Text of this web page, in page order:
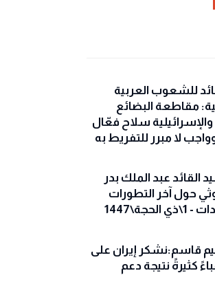
للشعوب العربية
مقاطعة البضائع
والإسرائيلية سلاح فعّال
لا مبرر للتفريط به
القائد عبد الملك بدر
حول آخر التطورات
قاسم:نشكر إيران على
كثيرةً نتيجة دعم